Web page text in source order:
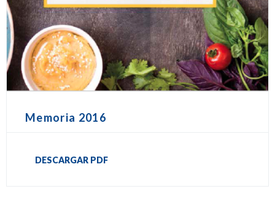
Memoria 2016
DESCARGAR PDF